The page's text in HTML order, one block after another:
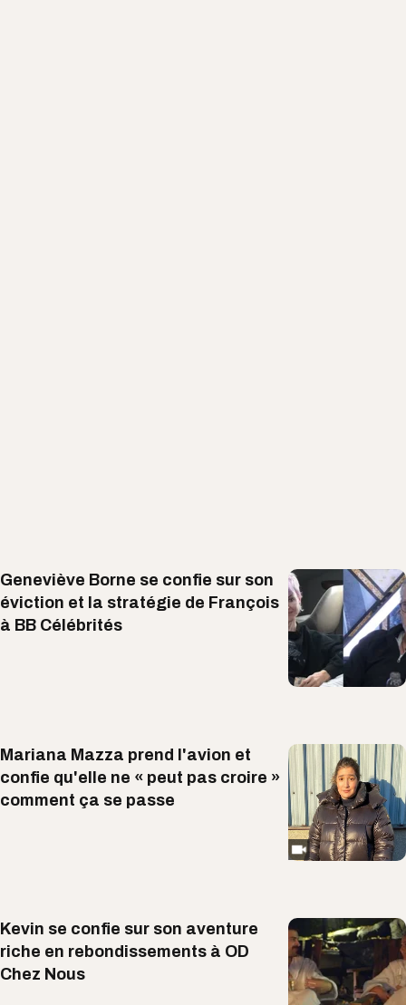
Geneviève Borne se confie sur son
éviction et la stratégie de François
à BB Célébrités
Mariana Mazza prend l'avion et
confie qu'elle ne « peut pas croire »
comment ça se passe
Kevin se confie sur son aventure
riche en rebondissements à OD
Chez Nous